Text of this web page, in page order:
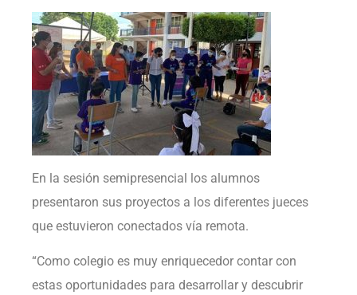
En la sesión semipresencial los alumnos
presentaron sus proyectos a los diferentes jueces
que estuvieron conectados vía remota.
“Como colegio es muy enriquecedor contar con
estas oportunidades para desarrollar y descubrir